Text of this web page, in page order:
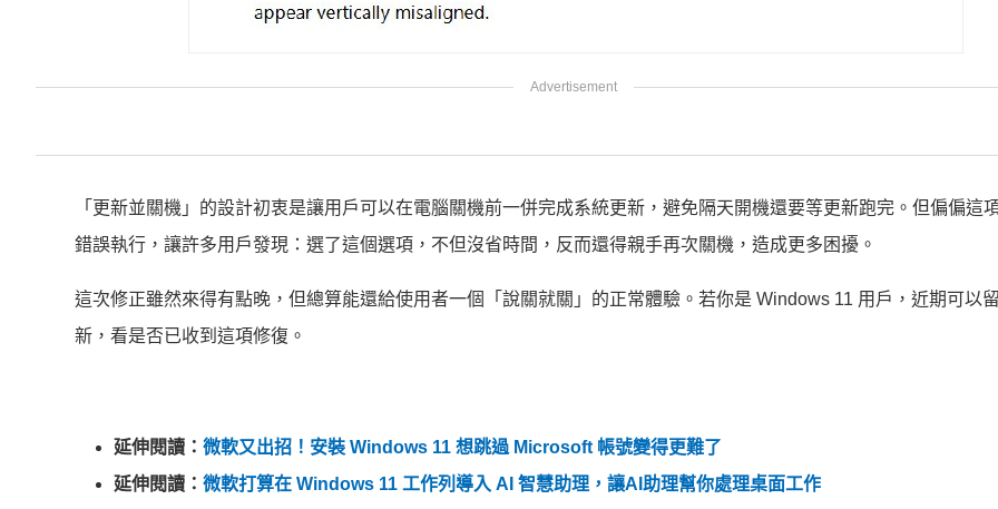
「更新並關機」的設計初衷是讓用戶可以在電腦關機前一併完成系統更新，避免隔天開機還要等更新跑完。但偏偏這
錯誤執行，讓許多用戶發現：選了這個選項，不但沒省時間，反而還得親手再次關機，造成更多困擾。
這次修正雖然來得有點晚，但總算能還給使用者一個「說關就關」的正常體驗。若你是 Windows 11 用戶，近期可以
新，看是否已收到這項修復。
延伸閱讀： 微軟又出招！安裝 Windows 11 想跳過 Microsoft 帳號變得更難了
延伸閱讀： 微軟打算在 Windows 11 工作列導入 AI 智慧助理，讓AI助理幫你處理桌面工作